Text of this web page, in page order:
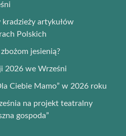
artykułów
Polskich
jesienią?
2026 we Wrześni
Ciebie Mamo” w 2026 roku
na projekt teatralny
gospoda”